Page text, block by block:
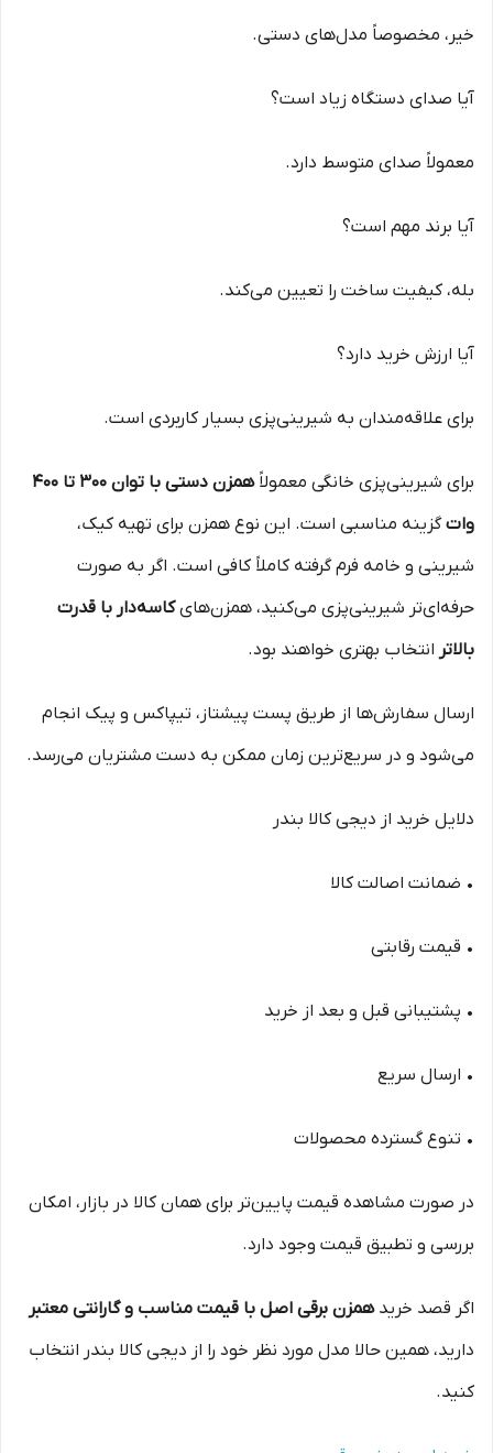
خیر، مخصوصاً مدل‌های دستی.
آیا صدای دستگاه زیاد است؟
معمولاً صدای متوسط دارد.
آیا برند مهم است؟
بله، کیفیت ساخت را تعیین می‌کند.
آیا ارزش خرید دارد؟
برای علاقه‌مندان به شیرینی‌پزی بسیار کاربردی است.
برای شیرینی‌پزی خانگی معمولاً
همزن دستی با توان 300 تا 400
واتگزینه مناسبی است. این نوع همزن برای تهیه کیک،
شیرینی و خامه فرم گرفته کاملاً کافی است. اگر به صورت
حرفه‌ای‌تر شیرینی‌پزی می‌کنید، همزن‌هایکاسه‌دار با قدرت
بالاتر انتخاب بهتری خواهند بود.
ارسال سفارش‌ها از طریق پست پیشتاز، تیپاکس و پیک انجام
می‌شود و در سریع‌ترین زمان ممکن به دست مشتریان می‌رسد.
دلایل خرید از دیجی کالا بندر
• ضمانت اصالت کالا
• قیمت رقابتی
• پشتیبانی قبل و بعد از خرید
• ارسال سریع
• تنوع گسترده محصولات
در صورت مشاهده قیمت پایین‌تر برای همان کالا در بازار، امکان
بررسی و تطبیق قیمت وجود دارد.
اگر قصد خریدهمزن برقی اصل با قیمت مناسب و گارانتی معتبر
دارید، همین حالا مدل مورد نظر خود را از دیجی کالا بندر انتخاب
کنید.